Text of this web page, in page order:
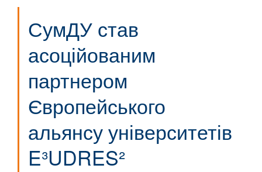
СумДУ став
асоційованим
партнером
Європейського
альянсу університетів
E³UDRES²